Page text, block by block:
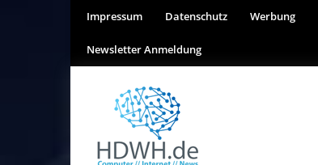
Impressum Datenschutz Werbung
Newsletter Anmeldung